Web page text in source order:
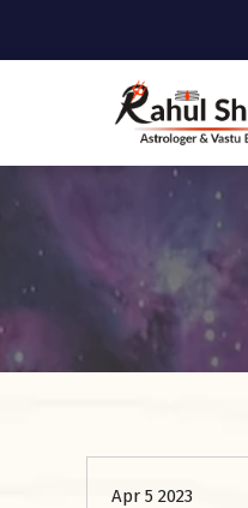
Apr 5 2023